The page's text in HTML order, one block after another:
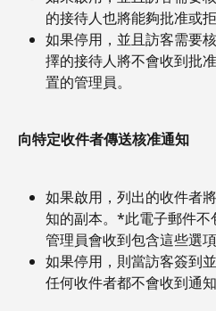
的接待人也將能夠批准或拒
如果停用，並且訪客需要
擇的接待人將不會收到批
置的管理員。
向特定收件者傳送核准通知
如果啟用，列出的收件者
知的副本。*此電子郵件
管理員會收到包含這些選項
如果停用，則當訪客簽到
任何收件者都不會收到通知